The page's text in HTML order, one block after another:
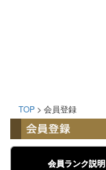
TOP > 会員登録
会員ランク説明